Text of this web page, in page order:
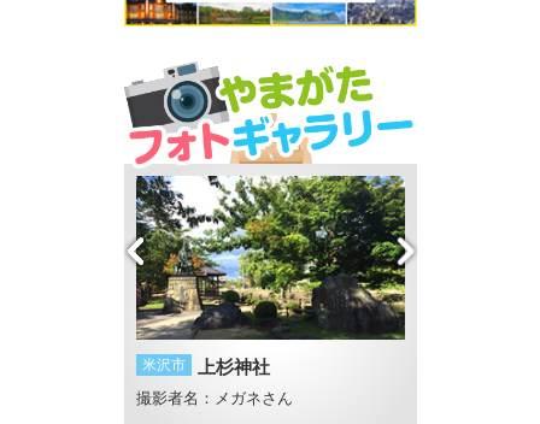
米沢市 上杉神社
撮影者名：メガネさん